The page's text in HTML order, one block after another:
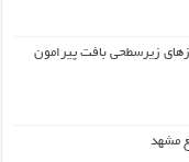
زیرسطحی بافت پیرامون
مشهد